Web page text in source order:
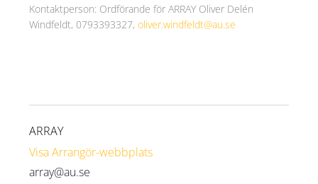
Kontaktperson: Ordförande för ARRAY Oliver Delén
Windfeldt, 0793393327,oliver.windfeldt@au.se
ARRAY
Visa Arrangör-webbplats
array@au.se